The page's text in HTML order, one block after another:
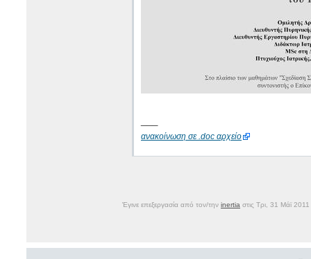
ανακοίνωση σε .doc αρχείο
Έγινε επεξεργασία από τον/την inertia στις Τρι, 31 Μάϊ